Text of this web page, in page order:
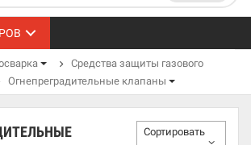
Средства защиты газового
Огнепреградительные клапаны
Сортировать